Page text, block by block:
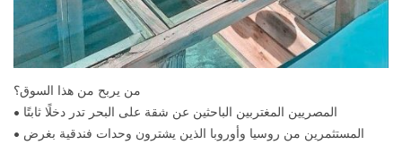
من يربح من هذا السوق؟
• المصريين المغتربين الباحثين عن شقة على البحر تدر دخلًا ثابتًا
• المستثمرين من روسيا وأوروبا الذين يشترون وحدات فندقية بغرض